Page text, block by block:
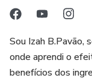
Sou Izah B.Pavão,
onde aprendi o
benefícios dos